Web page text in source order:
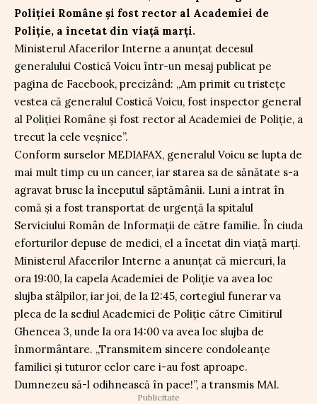
Poliției Române și fost rector al Academiei de
Poliție, a încetat din viață marți.
Ministerul Afacerilor Interne a anunțat decesul
generalului Costică Voicu într-un mesaj publicat pe
pagina de Facebook, precizând: „Am primit cu tristețe
vestea că generalul Costică Voicu, fost inspector general
al Poliției Române și fost rector al Academiei de Poliție, a
trecut la cele veșnice”.
Conform surselor MEDIAFAX, generalul Voicu se lupta de
mai mult timp cu un cancer, iar starea sa de sănătate s-a
agravat brusc la începutul săptămânii. Luni a intrat în
comă și a fost transportat de urgență la spitalul
Serviciului Român de Informații de către familie. În ciuda
eforturilor depuse de medici, el a încetat din viață marți.
Ministerul Afacerilor Interne a anunțat că miercuri, la
ora 19:00, la capela Academiei de Poliție va avea loc
slujba stâlpilor, iar joi, de la 12:45, cortegiul funerar va
pleca de la sediul Academiei de Poliție către Cimitirul
Ghencea 3, unde la ora 14:00 va avea loc slujba de
înmormântare. „Transmitem sincere condoleanțe
familiei și tuturor celor care i-au fost aproape.
Dumnezeu să-l odihnească în pace!”, a transmis MAI.
Publicitate